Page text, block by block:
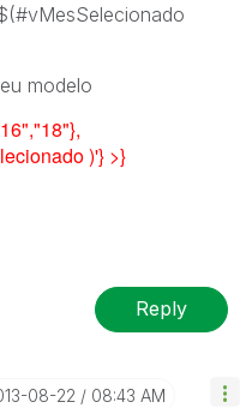
modelo
)'} >}
Reply
08-22 08:43 AM